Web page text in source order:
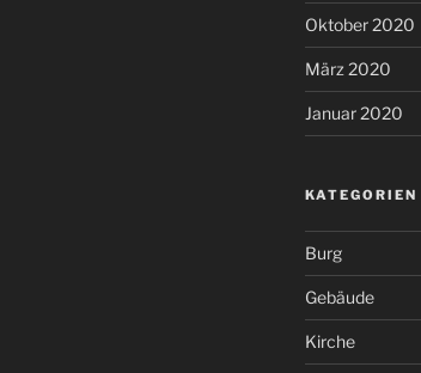
Oktober 2020
März 2020
Januar 2020
KATEGORIEN
Burg
Gebäude
Kirche